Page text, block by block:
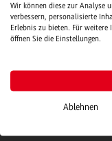
Hochschulsport
Wir können diese zur Analyse
verbessern, personalisierte
Erlebnis zu bieten. Für weitere
öffnen Sie die Einstellungen.
Ablehnen